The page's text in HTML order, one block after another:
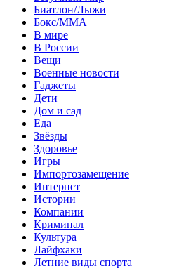
Биатлон/Лыжи
Бокс/MMA
В мире
В России
Вещи
Военные новости
Гаджеты
Дети
Дом и сад
Еда
Звёзды
Здоровье
Игры
Импортозамещение
Интернет
Истории
Компании
Криминал
Культура
Лайфхаки
Летние виды спорта